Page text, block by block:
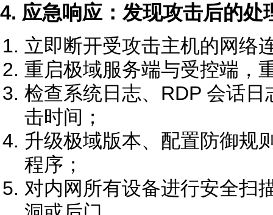
4. 应急响应：发现攻击后的处
立即断开受攻击主机的网络
重启极域服务端与受控端，
检查系统日志、RDP 会话
击时间；
升级极域版本、配置防御规
程序；
对内网所有设备进行安全扫